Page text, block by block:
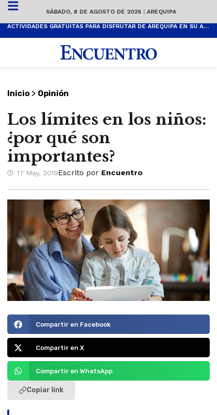
SÁBADO, 8 DE AGOSTO DE 2026 | AREQUIPA
ACTIVIDADES GRATUITAS PARA DISFRUTAR DE AREQUIPA EN SU ANIVERSARIO
Inicio > Opinión
Los límites en los niños:
¿por qué son
importantes?
17 May, 2019Escrito por Encuentro
Compartir en Facebook
Compartir en X
Compartir en WhatsApp
Copiar link